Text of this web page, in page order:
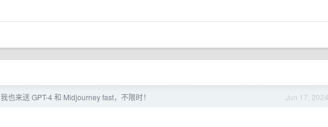
Jun 17, 2024
我也来送 GPT-4 和 Midjourney fast，不限时！